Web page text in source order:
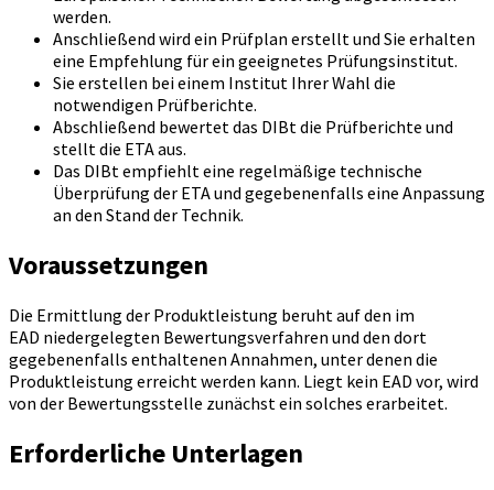
werden.
Anschließend wird ein Prüfplan erstellt und Sie erhalten
eine Empfehlung für ein geeignetes Prüfungsinstitut.
Sie erstellen bei einem Institut Ihrer Wahl die
notwendigen Prüfberichte.
Abschließend bewertet das DIBt die Prüfberichte und
stellt die ETA aus.
Das DIBt empfiehlt eine regelmäßige technische
Überprüfung der ETA und gegebenenfalls eine Anpassung
an den Stand der Technik.
Voraussetzungen
Die Ermittlung der Produktleistung beruht auf den im
EAD niedergelegten Bewertungsverfahren und den dort
gegebenenfalls enthaltenen Annahmen, unter denen die
Produktleistung erreicht werden kann. Liegt kein EAD vor, wird
von der Bewertungsstelle zunächst ein solches erarbeitet.
Erforderliche Unterlagen